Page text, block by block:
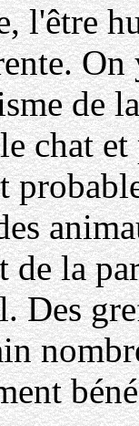
l'être
On
de
chat
de la
Des